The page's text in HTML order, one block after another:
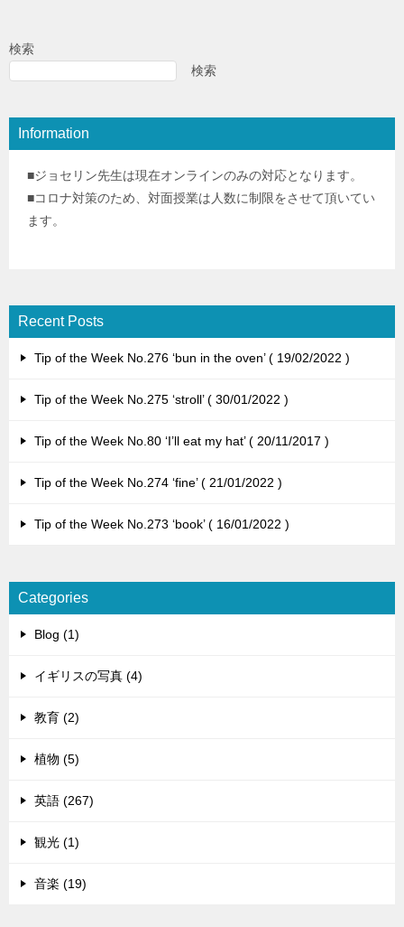
検索
検索
Information
■ジョセリン先生は現在オンラインのみの対応となります。
■コロナ対策のため、対面授業は人数に制限をさせて頂いてい
ます。
Recent Posts
Tip of the Week No.276 ‘bun in the oven’ 19/02/2022
Tip of the Week No.275 ‘stroll’ 30/01/2022
Tip of the Week No.80 ‘I’ll eat my hat’ 20/11/2017
Tip of the Week No.274 ‘fine’ 21/01/2022
Tip of the Week No.273 ‘book’ 16/01/2022
Categories
Blog (1)
イギリスの写真 (4)
教育 (2)
植物 (5)
英語 (267)
観光 (1)
音楽 (19)